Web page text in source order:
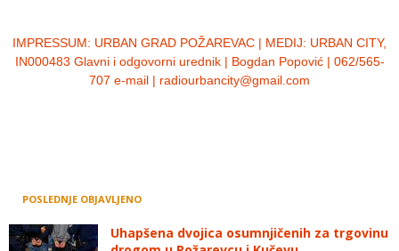
IMPRESSUM: URBAN GRAD POŽAREVAC | MEDIJ: URBAN CITY,
IN000483 Glavni i odgovorni urednik | Bogdan Popović | 062/565-
707 e-mail | radiourbancity@gmail.com
POSLEDNJE OBJAVLJENO
Uhapšena dvojica osumnjičenih za trgovinu